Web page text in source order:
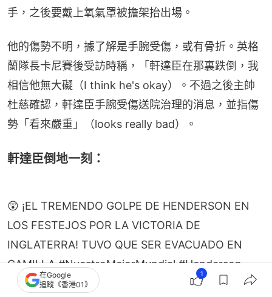
手，之後要戴上氧氣罩被擔架抬出場。
他的傷勢不明，據了解是手腕受傷，或有骨折。英格
蘭隊長卡尼賽後受訪時稱，「軒達臣在那裏跌倒，我
相信他無大礙（I think he's okay）。不過之後主帥
杜慈確認，軒達臣手腕受傷送院治理的消息，並指傷
勢「看來嚴重」（looks really bad）。
軒達臣倒地一刻：
LOS FESTEJOS POR LA VICTORIA DE
INGLATERRA! TUVO QUE SER EVACUADO EN
CAMILLA.#NuestroMejorMundial #Henderson
pic.twitter.com/0SzLpcBWZl
— Diario AS (@diarioas)
在Google
追蹤《香港01》
1